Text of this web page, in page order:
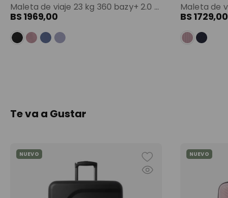
Maleta de viaje 23 kg 360 bazy+ 2.0 bodega negro color: negro
BS 1969,00 BS 1729,00
Te va a Gustar
NUEVO NUEVO